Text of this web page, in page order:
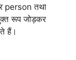
person तथा
रूप जोड़कर
हैं।